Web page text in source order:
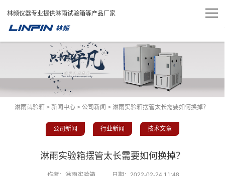
林频仪器专业提供淋雨试验箱等产品厂家
淋雨试验箱 > 新闻中心 > 公司新闻 > 淋雨实验箱摆管太长需要如何换掉？
公司新闻 行业新闻 技术文章
淋雨实验箱摆管太长需要如何换掉？